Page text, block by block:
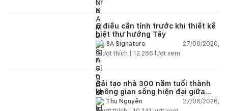
5 điều cần tính trước khi thiết kế
biệt thự hướng Tây
3A Signature
27/06/2026,
2lượt thích | 12.286 lượt xem
Cải tạo nhà 300 năm tuổi thành
không gian sống hiện đại giữa
thiên nhiên
Thu Nguyễn
27/06/2026,